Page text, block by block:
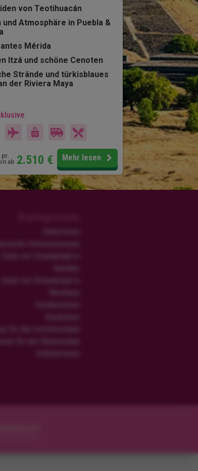
von Teotihuacán
und Atmosphäre in Puebla &
Mérida
Itzá und schöne Cenoten
Strände und türkisblaues
der Riviera Maya
pr.
ab 2.510 € Mehr lesen